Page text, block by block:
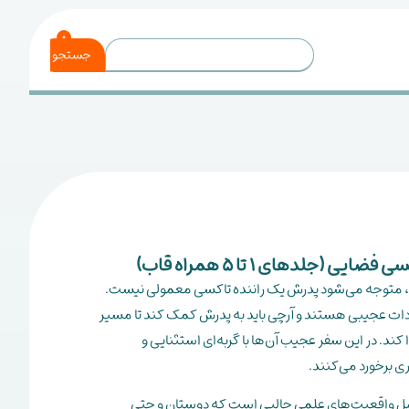
0
جستجو
(جلدهای 1 تا 5 همراه قاب)
متوجه می‌شود پدرش یک راننده تاکسی معمولی نیست.
عجیبی هستند و ‌آرچی باید به پدرش کمک کند تا مسیر
کند. در این سفر عجیب آن‌ها با گربه‌ای استثنایی و
برخورد می‌کنند.